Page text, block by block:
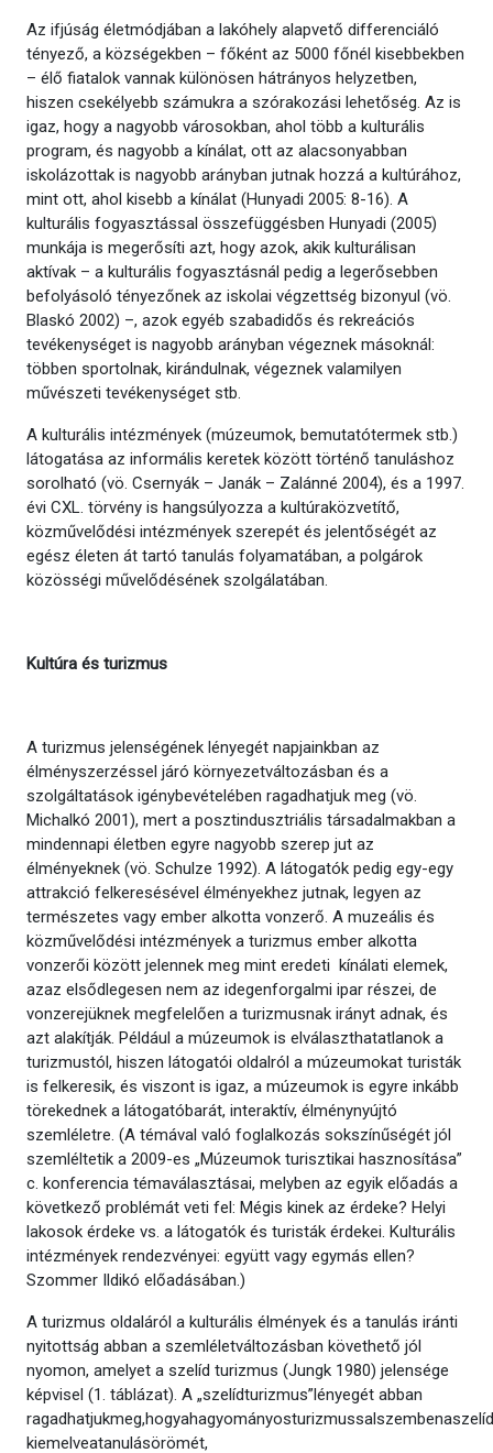
Az ifjúság életmódjában a lakóhely alapvető differenciáló
tényező, a községekben – főként az 5000 főnél kisebbekben
– élő fiatalok vannak különösen hátrányos helyzetben,
hiszen csekélyebb számukra a szórakozási lehetőség. Az is
igaz, hogy a nagyobb városokban, ahol több a kulturális
program, és nagyobb a kínálat, ott az alacsonyabban
iskolázottak is nagyobb arányban jutnak hozzá a kultúrához,
mint ott, ahol kisebb a kínálat (Hunyadi 2005: 8-16). A
kulturális fogyasztással összefüggésben Hunyadi (2005)
munkája is megerősíti azt, hogy azok, akik kulturálisan
aktívak – a kulturális fogyasztásnál pedig a legerősebben
befolyásoló tényezőnek az iskolai végzettség bizonyul (vö.
Blaskó 2002) –, azok egyéb szabadidős és rekreációs
tevékenységet is nagyobb arányban végeznek másoknál:
többen sportolnak, kirándulnak, végeznek valamilyen
művészeti tevékenységet stb.
A kulturális intézmények (múzeumok, bemutatótermek stb.)
látogatása az informális keretek között történő tanuláshoz
sorolható (vö. Csernyák – Janák – Zalánné 2004), és a 1997.
évi CXL. törvény is hangsúlyozza a kultúraközvetítő,
közművelődési intézmények szerepét és jelentőségét az
egész életen át tartó tanulás folyamatában, a polgárok
közösségi művelődésének szolgálatában.
Kultúra és turizmus
A turizmus jelenségének lényegét napjainkban az
élményszerzéssel járó környezetváltozásban és a
szolgáltatások igénybevételében ragadhatjuk meg (vö.
Michalkó 2001), mert a posztindusztriális társadalmakban a
mindennapi életben egyre nagyobb szerep jut az
élményeknek (vö. Schulze 1992). A látogatók pedig egy-egy
attrakció felkeresésével élményekhez jutnak, legyen az
természetes vagy ember alkotta vonzerő. A muzeális és
közművelődési intézmények a turizmus ember alkotta
vonzerői között jelennek meg mint eredeti kínálati elemek,
azaz elsődlegesen nem az idegenforgalmi ipar részei, de
vonzerejüknek megfelelően a turizmusnak irányt adnak, és
azt alakítják. Például a múzeumok is elválaszthatatlanok a
turizmustól, hiszen látogatói oldalról a múzeumokat turisták
is felkeresik, és viszont is igaz, a múzeumok is egyre inkább
törekednek a látogatóbarát, interaktív, élménynyújtó
szemléletre. (A témával való foglalkozás sokszínűségét jól
szemléltetik a 2009-es „Múzeumok turisztikai hasznosítása”
c. konferencia témaválasztásai, melyben az egyik előadás a
következő problémát veti fel: Mégis kinek az érdeke? Helyi
lakosok érdeke vs. a látogatók és turisták érdekei. Kulturális
intézmények rendezvényei: együtt vagy egymás ellen?
Szommer Ildikó előadásában.)
A turizmus oldaláról a kulturális élmények és a tanulás iránti
nyitottság abban a szemléletváltozásban követhető jól
nyomon, amelyet a szelíd turizmus (Jungk 1980) jelensége
képvisel (1. táblázat). A „szelídturizmus”lényegét abban
kiemelveatanulásörömét,